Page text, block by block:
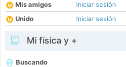
Mis amigos
Iniciar sesión
Unido
Iniciar sesión
Mi física y +
Buscando